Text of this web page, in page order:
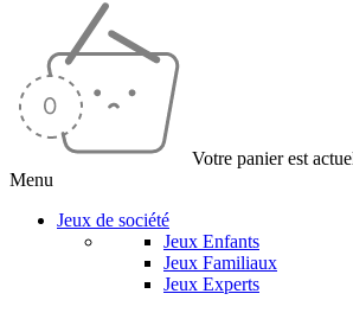
Votre panier est
Menu
Jeux de société
Jeux Enfants
Jeux Familiaux
Jeux Experts